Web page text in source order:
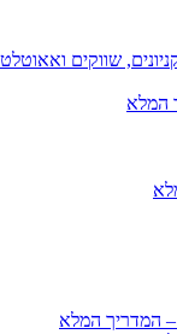
שווקים
המלא
המדריך המלא